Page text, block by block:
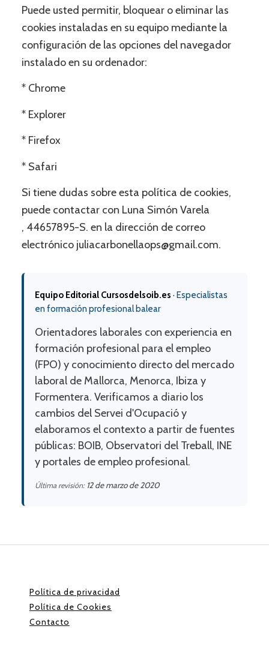
Puede usted permitir, bloquear o eliminar las
cookies instaladas en su equipo mediante la
configuración de las opciones del navegador
instalado en su ordenador:
* Chrome
* Explorer
* Firefox
* Safari
Si tiene dudas sobre esta política de cookies,
puede contactar con Luna Simón Varela
, 44657895-S. en la dirección de correo
electrónico juliacarbonellaops@gmail.com.
Equipo Editorial Cursosdelsoib.es ·Especialistas
en formación profesional balear
Orientadores laborales con experiencia en
formación profesional para el empleo
(FPO) y conocimiento directo del mercado
laboral de Mallorca, Menorca, Ibiza y
Formentera. Verificamos a diario los
cambios del Servei d'Ocupació y
elaboramos el contexto a partir de fuentes
públicas: BOIB, Observatori del Treball, INE
y portales de empleo profesional.
Última revisión: 12 de marzo de 2020
Política de privacidad
Política de Cookies
Contacto